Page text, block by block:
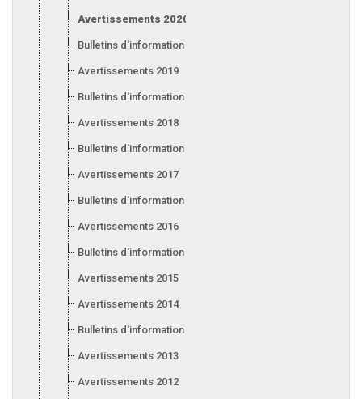
Avertissements 2020
Bulletins d'information 2020
Avertissements 2019
Bulletins d'information 2019
Avertissements 2018
Bulletins d'information 2018
Avertissements 2017
Bulletins d'information 2017
Avertissements 2016
Bulletins d'information 2016
Avertissements 2015
Avertissements 2014
Bulletins d'information 2014
Avertissements 2013
Avertissements 2012